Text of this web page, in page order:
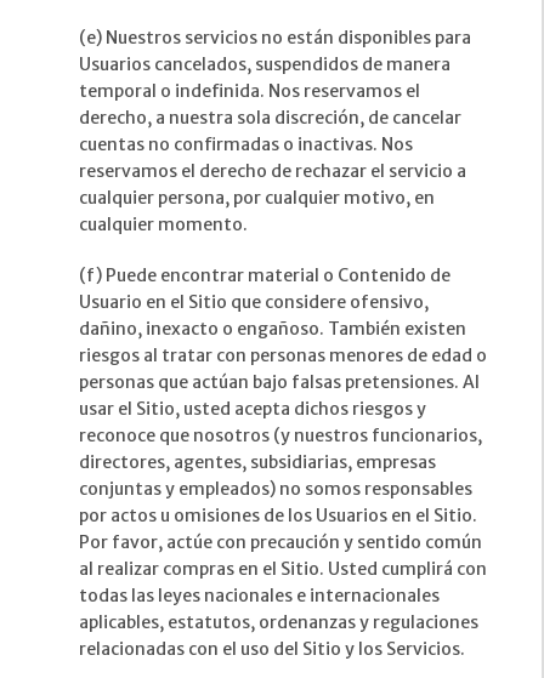
(e) Nuestros servicios no están disponibles para
Usuarios cancelados, suspendidos de manera
temporal o indefinida. Nos reservamos el
derecho, a nuestra sola discreción, de cancelar
cuentas no confirmadas o inactivas. Nos
reservamos el derecho de rechazar el servicio a
cualquier persona, por cualquier motivo, en
cualquier momento.
(f) Puede encontrar material o Contenido de
Usuario en el Sitio que considere ofensivo,
dañino, inexacto o engañoso. También existen
riesgos al tratar con personas menores de edad o
personas que actúan bajo falsas pretensiones. Al
usar el Sitio, usted acepta dichos riesgos y
reconoce que nosotros (y nuestros funcionarios,
directores, agentes, subsidiarias, empresas
conjuntas y empleados) no somos responsables
por actos u omisiones de los Usuarios en el Sitio.
Por favor, actúe con precaución y sentido común
al realizar compras en el Sitio. Usted cumplirá con
todas las leyes nacionales e internacionales
aplicables, estatutos, ordenanzas y regulaciones
relacionadas con el uso del Sitio y los Servicios.